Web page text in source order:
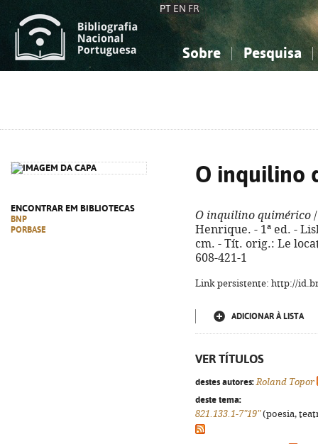
PT EN FR
Sobre Pesquisa
ENCONTRAR EM BIBLIOTECAS
BNP
PORBASE
O inquilino
O inquilino quimérico
Henrique. - 1ª ed. -
cm. - Tít. orig.: Le
608-421-1
Link persistente: http://
ADICIONAR À LISTA
VER TÍTULOS
destes autores: Roland Topor
deste tema:
821.133.1-7"19"(poesia,